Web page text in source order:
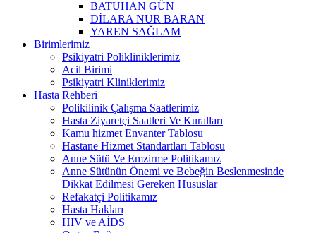
BATUHAN GÜN
DİLARA NUR BARAN
YAREN SAĞLAM
Birimlerimiz
Psikiyatri Polikliniklerimiz
Acil Birimi
Psikiyatri Kliniklerimiz
Hasta Rehberi
Polikilinik Çalışma Saatlerimiz
Hasta Ziyaretçi Saatleri Ve Kuralları
Kamu hizmet Envanter Tablosu
Hastane Hizmet Standartları Tablosu
Anne Sütü Ve Emzirme Politikamız
Anne Sütünün Önemi ve Bebeğin Beslenmesinde
Dikkat Edilmesi Gereken Hususlar
Refakatçi Politikamız
Hasta Hakları
HIV ve AİDS